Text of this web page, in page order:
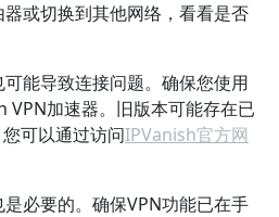
或切换到其他网络，看看是否
能导致连接问题。确保您使用
VPN加速器。旧版本可能存在已
可以通过访问IPVanish官方网
必要的。确保VPN功能已在手